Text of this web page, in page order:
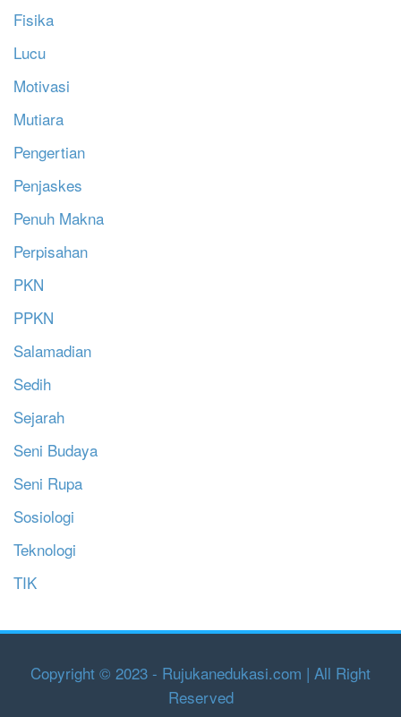
Fisika
Lucu
Motivasi
Mutiara
Pengertian
Penjaskes
Penuh Makna
Perpisahan
PKN
PPKN
Salamadian
Sedih
Sejarah
Seni Budaya
Seni Rupa
Sosiologi
Teknologi
TIK
Copyright © 2023 - Rujukanedukasi.com | All Right
Reserved